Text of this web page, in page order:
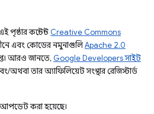
পৃষ্ঠার কন্টেন্ট Creative Commons
এবং কোডের নমুনাগুলিApache 2.0
আরও জানতে, Google Developers সাইট
তার অ্যাফিলিয়েট সংস্থার রেজিস্টার্ড
করা হয়েছে।